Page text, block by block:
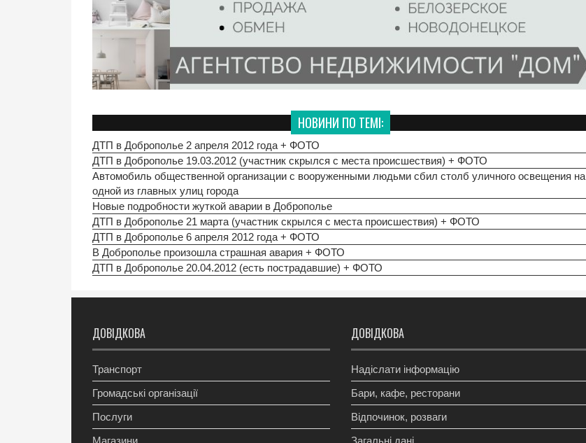
НОВИНИ ПО ТЕМІ:
ДТП в Доброполье 2 апреля 2012 года + ФОТО
ДТП в Доброполье 19.03.2012 (участник скрылся с места происшествия) + ФОТО
Автомобиль общественной организации с вооруженными людьми сбил столб уличного освещения на
одной из главных улиц города
Новые подробности жуткой аварии в Доброполье
ДТП в Доброполье 21 марта (участник скрылся с места происшествия) + ФОТО
ДТП в Доброполье 6 апреля 2012 года + ФОТО
В Доброполье произошла страшная авария + ФОТО
ДТП в Доброполье 20.04.2012 (есть пострадавшие) + ФОТО
ДОВІДКОВА
Транспорт
Громадські організації
Послуги
Магазини
ДОВІДКОВА
Надіслати інформацію
Бари, кафе, ресторани
Відпочинок, розваги
Загальні дані